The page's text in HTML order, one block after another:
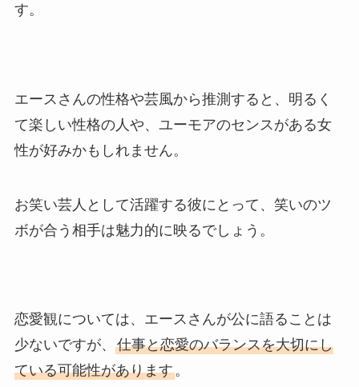
す。
エースさんの性格や芸風から推測すると、明るく
て楽しい性格の人や、ユーモアのセンスがある女
性が好みかもしれません。
お笑い芸人として活躍する彼にとって、笑いのツ
ボが合う相手は魅力的に映るでしょう。
恋愛観については、エースさんが公に語ることは
少ないですが、 仕事と恋愛のバランスを大切にし
ている可能性があります。